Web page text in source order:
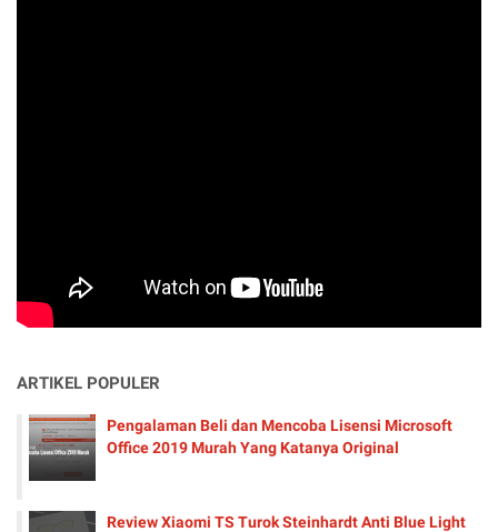
ARTIKEL POPULER
Pengalaman Beli dan Mencoba Lisensi Microsoft
Office 2019 Murah Yang Katanya Original
Review Xiaomi TS Turok Steinhardt Anti Blue Light